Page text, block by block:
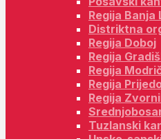
Regija Banja
Distriktna
Regija Doboj
Regija
Regija
Regija
Regija
Tuzlanski